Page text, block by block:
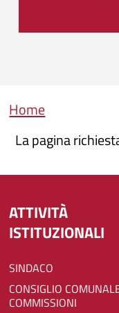
Briciole di
Home
La pagina
ATTIVITÀ
ISTITUZIONALI
SINDACO
CONSIGLIO COMUNALE E
COMMISSIONI